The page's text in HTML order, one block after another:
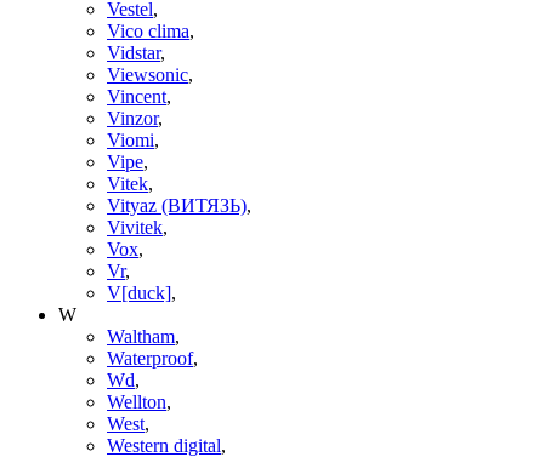
Vestel,
Vico clima,
Vidstar,
Viewsonic,
Vincent,
Vinzor,
Viomi,
Vipe,
Vitek,
Vityaz (ВИТЯЗЬ),
Vivitek,
Vox,
Vr,
V[duck],
W
Waltham,
Waterproof,
Wd,
Wellton,
West,
Western digital,